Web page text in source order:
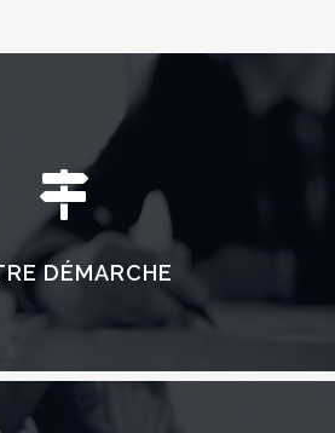
DÉMARCHE
EN SAVOIR PLUS